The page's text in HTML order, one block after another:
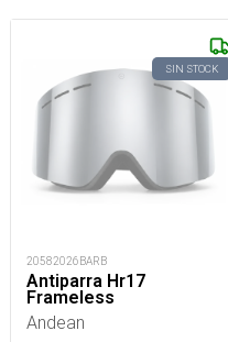
SIN STOCK
20582026BARB
Antiparra Hr17
Frameless
Andean